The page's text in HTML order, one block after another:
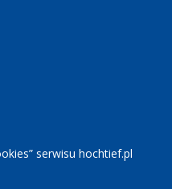
serwisu hochtief.pl